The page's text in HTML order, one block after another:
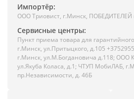
Импортёр:
ООО Триовист, г.Минск, ПОБЕДИТЕЛЕЙ
Сервисные центры:
Пункт приема товара для
г.Минск, ул.Притыцкого, д.105
г.Минск, ул.М.Богдановича д.118; ООО
ул.Якуба Коласа, д.1; ЧТУП МобиЛАБ,
пр.Независимости, д. 46Б